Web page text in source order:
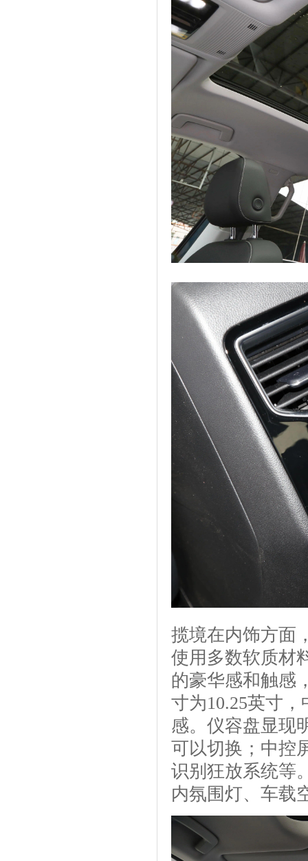
揽境在内饰方面
使用多数软质材
的豪华感和触感
寸为10.25英寸
感。仪容盘显现
可以切换；中控
识别狂放系统等
内氛围灯、车载